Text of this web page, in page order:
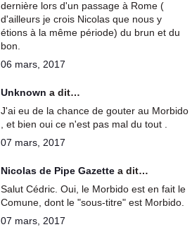
dernière lors d'un passage à Rome (
d'ailleurs je crois Nicolas que nous y
étions à la même période) du brun et du
bon.
06 mars, 2017
Unknown a dit…
J'ai eu de la chance de gouter au Morbido
, et bien oui ce n'est pas mal du tout .
07 mars, 2017
Nicolas de Pipe Gazette a dit…
Salut Cédric. Oui, le Morbido est en fait le
Comune, dont le "sous-titre" est Morbido.
07 mars, 2017